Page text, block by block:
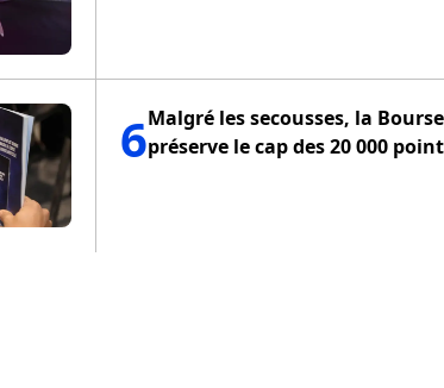
6Malgré les secousses, la
préserve le cap des 20 000